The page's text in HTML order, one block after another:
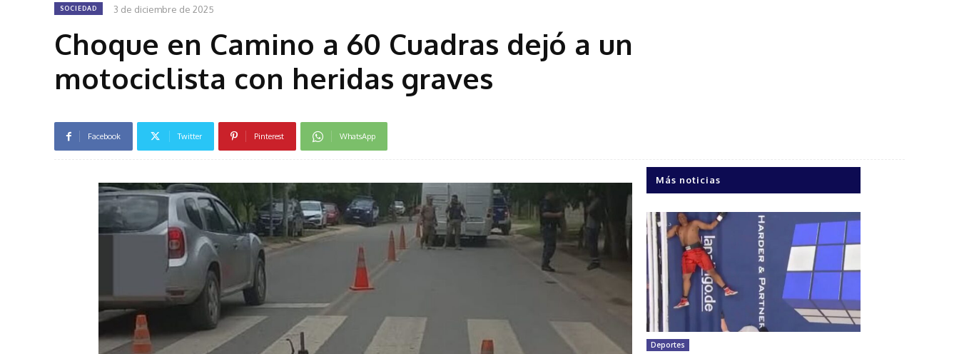
SOCIEDAD 3 de diciembre de 2025
Choque en Camino a 60 Cuadras dejó a un
motociclista con heridas graves
Facebook Twitter Pinterest WhatsApp
Más noticias
Deportes